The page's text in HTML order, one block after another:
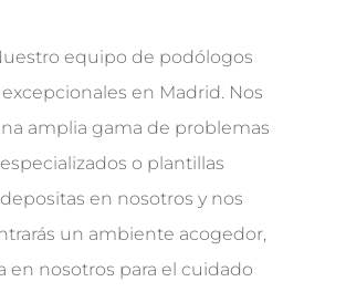
equipo de podólogos
en Madrid. Nos
amplia gama de problemas
o plantillas
en nosotros y nos
un ambiente acogedor,
en nosotros para el cuidado